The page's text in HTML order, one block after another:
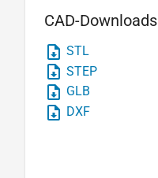
CAD-Downloads
STL
STEP
GLB
DXF